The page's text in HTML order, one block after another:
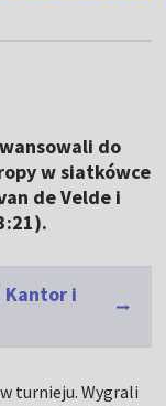
do
w siatkówce
de Velde i
Kantor i
turnieju. Wygrali